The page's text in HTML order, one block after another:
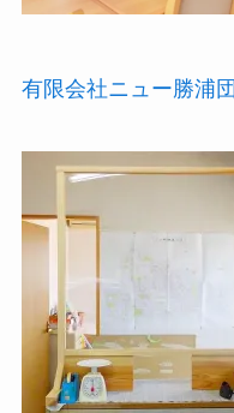
有限会社ニュー勝浦